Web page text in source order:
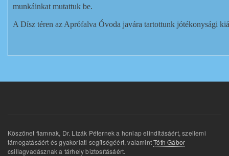
munkáinkat mutattuk be.
A Dísz téren az Aprófalva Óvoda javára tartottunk jótékonysági
Köszönet fiamnak, Dr. Lizák Péternek a honlap elindításáért, szellemi
támogatásáért és gyakorlati segítségéért, valamintTóth Gábor
csillagvadásznak a tárhely biztosításáért.